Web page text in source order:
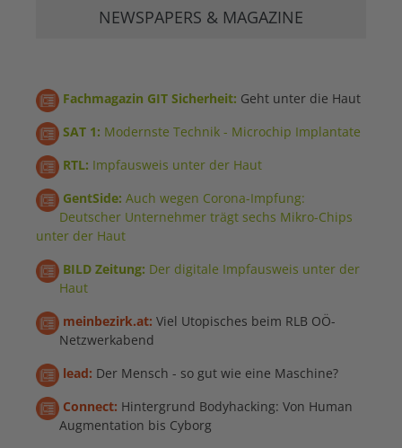
NEWSPAPERS & MAGAZINE
Fachmagazin GIT Sicherheit: Geht unter die Haut
SAT 1: Modernste Technik - Microchip Implantate
RTL: Impfausweis unter der Haut
GentSide: Auch wegen Corona-Impfung:
Deutscher Unternehmer trägt sechs Mikro-Chips
unter der Haut
BILD Zeitung: Der digitale Impfausweis unter der
Haut
meinbezirk.at: Viel Utopisches beim RLB OÖ-
Netzwerkabend
lead: Der Mensch - so gut wie eine Maschine?
Connect: Hintergrund Bodyhacking: Von Human
Augmentation bis Cyborg